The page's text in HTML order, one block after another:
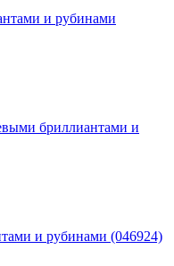
и рубинами
бриллиантами и
и рубинами (046924)